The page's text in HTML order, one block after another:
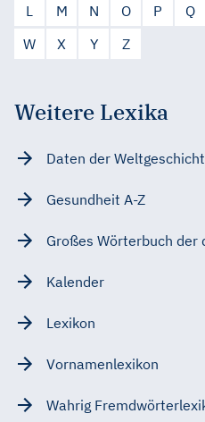
L
M N O P Q
W
X Y Z
Weitere Lexika
Daten der
Gesundheit A-Z
Großes Wörterbuch der
Kalender
Lexikon
Vornamenlexikon
Wahrig